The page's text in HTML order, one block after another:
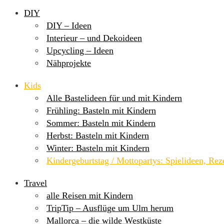
DIY
DIY – Ideen
Interieur – und Dekoideen
Upcycling – Ideen
Nähprojekte
Kids
Alle Bastelideen für und mit Kindern
Frühling: Basteln mit Kindern
Sommer: Basteln mit Kindern
Herbst: Basteln mit Kindern
Winter: Basteln mit Kindern
Kindergeburtstag / Mottopartys: Spielideen,
Travel
alle Reisen mit Kindern
TripTip – Ausflüge um Ulm herum
Mallorca – die wilde Westküste